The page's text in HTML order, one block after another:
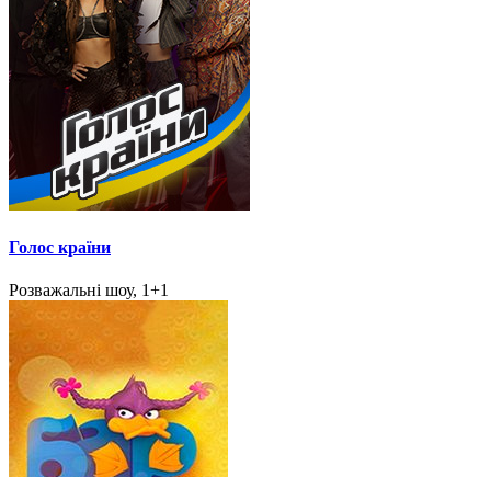
Голос країни
Розважальні шоу, 1+1